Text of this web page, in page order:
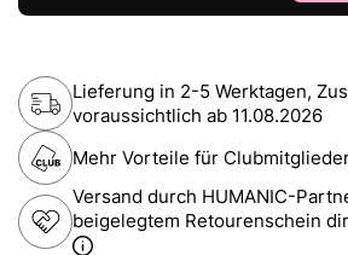
Lieferung in 2-5 Werktagen,
voraussichtlich ab 11.08.2026
Mehr Vorteile für
Versand durch HUMANIC-
beigelegtem Retourenschein